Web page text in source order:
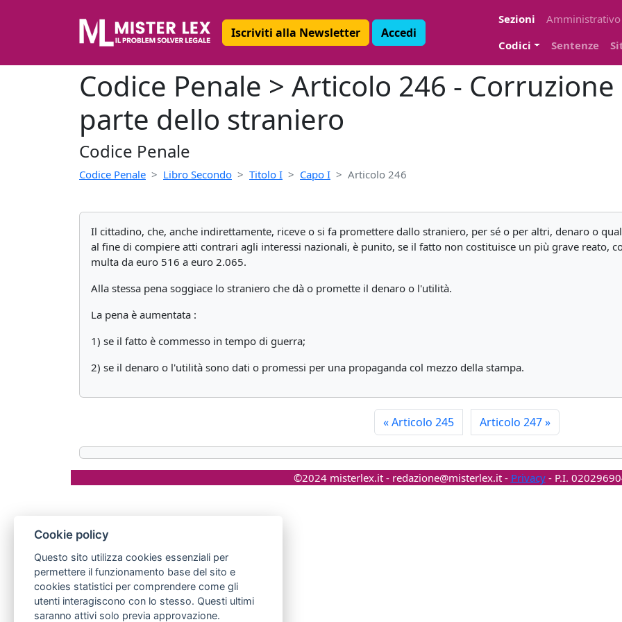
Iscriviti alla Newsletter Accedi
Sezioni
Amministrativo
Codici
Sentenze
Codice Penale > Articolo 246 -
parte dello straniero
Codice Penale
Codice Penale Libro Secondo Titolo I Capo I Articolo 246
Il cittadino, che, anche indirettamente, riceve o si fa promettere dallo straniero, per sé o per altri, denaro o
al fine di compiere atti contrari agli interessi nazionali, è punito, se il fatto non costituisce un più grave reato,
multa da euro 516 a euro 2.065.
Alla stessa pena soggiace lo straniero che dà o promette il denaro o l'utilità.
La pena è aumentata :
1) se il fatto è commesso in tempo di guerra;
2) se il denaro o l'utilità sono dati o promessi per una propaganda col mezzo della stampa.
«Articolo 245 Articolo 247»
©2024 misterlex.it - redazione@misterlex.it- Privacy- P.I.
Cookie policy
Questo sito utilizza cookies essenziali per
permettere il funzionamento base del sito e
cookies statistici per comprendere come gli
utenti interagiscono con lo stesso. Questi ultimi
saranno attivi solo previa approvazione.